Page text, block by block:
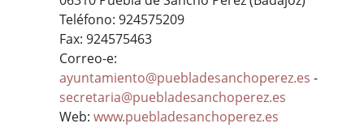
Teléfono: 924575209
Fax: 924575463
Correo-e:
ayuntamiento@puebladesanchoperez.es -
secretaria@puebladesanchoperez.es
Web: www.puebladesanchoperez.es